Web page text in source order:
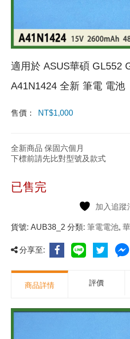
適用於 ASUS華碩 GL552
A41N1424 全新 筆電 電池
售價： NT$1,000
全新商品 保固六個月
下標前請先比對型號及款式
已售完
加入追蹤
貨號:AUB38_2 分類:筆電電池,
分享至:
商品詳情 評價